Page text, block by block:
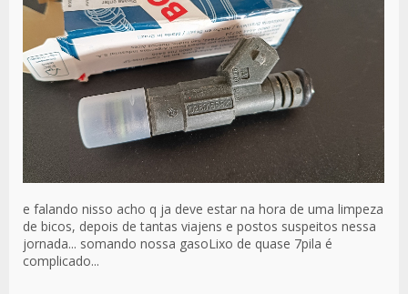
e falando nisso acho q ja deve estar na hora de uma limpeza
de bicos, depois de tantas viajens e postos suspeitos nessa
jornada... somando nossa gasoLixo de quase 7pila é
complicado...